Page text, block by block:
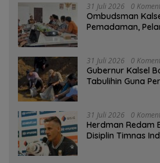
31 Juli 2026 0
Ombudsman
Pemadaman,
31 Juli 2026 0
Gubernur Kalsel
Tabulihin Guna
31 Juli 2026 0
Herdman Redam
Disiplin Timnas